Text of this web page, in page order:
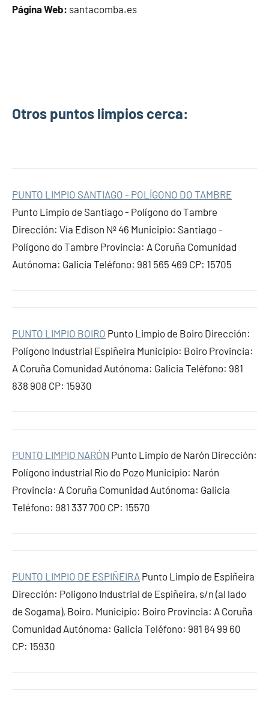
Página Web: santacomba.es
Otros puntos limpios cerca:
PUNTO LIMPIO SANTIAGO - POLÍGONO DO TAMBRE
Punto Limpio de Santiago - Polígono do Tambre
Dirección: Vía Edison Nº 46 Municipio: Santiago -
Polígono do Tambre Provincia: A Coruña Comunidad
Autónoma: Galicia Teléfono: 981 565 469 CP: 15705
PUNTO LIMPIO BOIRO Punto Limpio de Boiro Dirección:
Polígono Industrial Espiñeira Municipio: Boiro Provincia:
A Coruña Comunidad Autónoma: Galicia Teléfono: 981
838 908 CP: 15930
PUNTO LIMPIO NARÓN Punto Limpio de Narón Dirección:
Polígono industrial Río do Pozo Municipio: Narón
Provincia: A Coruña Comunidad Autónoma: Galicia
Teléfono: 981 337 700 CP: 15570
PUNTO LIMPIO DE ESPIÑEIRA Punto Limpio de Espiñeira
Dirección: Poligono Industrial de Espiñeira, s/n (al lado
de Sogama), Boiro. Municipio: Boiro Provincia: A Coruña
Comunidad Autónoma: Galicia Teléfono: 981 84 99 60
CP: 15930